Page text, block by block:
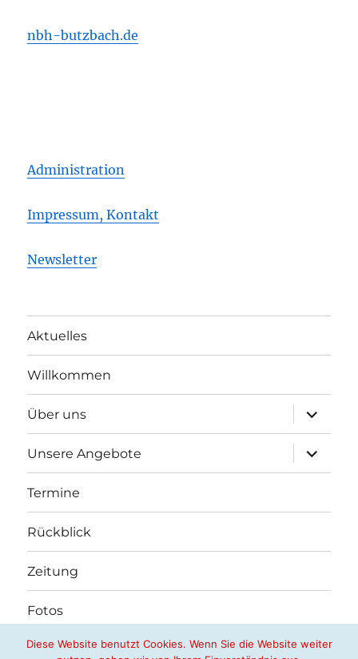
nbh-butzbach.de
Administration
Impressum, Kontakt
Newsletter
Aktuelles
Willkommen
Über uns
öffnen
Unsere Angebote
öffnen
Termine
Rückblick
Zeitung
Fotos
Diese Website benutzt Cookies. Wenn Sie die Website weiter